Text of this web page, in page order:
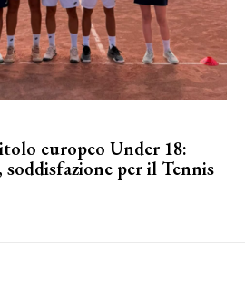
europeo Under 18:
soddisfazione per il Tennis